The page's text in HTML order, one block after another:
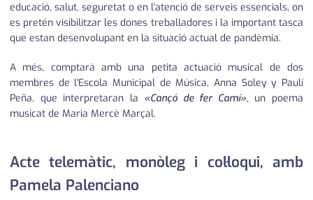
educació, salut, seguretat o en l'atenció de serveis essencials, on
es pretén visibilitzar les dones treballadores i la important tasca
que estan desenvolupant en la situació actual de pandèmia.
A més, comptarà amb una petita actuació musical de dos
membres de l'Escola Municipal de Música, Anna Soley y Paulí
Peña, que interpretaran la «Cançó de fer Camí», un poema
musicat de Maria Mercè Marçal.
Acte telemàtic, monòleg i col·loqui, amb
Pamela Palenciano